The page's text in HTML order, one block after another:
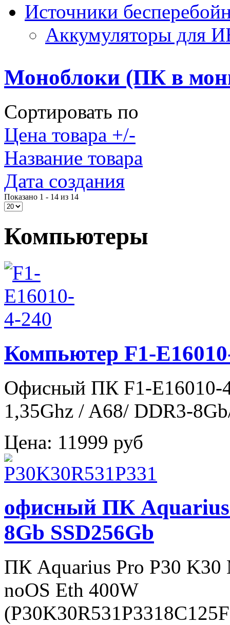
Источники
Аккумуляторы для
Моноблоки (ПК в
Сортировать по
Цена товара +/-
Название товара
Дата создания
Показано 1 - 14 из 14
Компьютеры
Компьютер F1-
Офисный ПК F1-E16010-
1,35Ghz / A68/ DDR3-
Цена: 11999 руб
офисный ПК Aquarius
8Gb SSD256Gb
ПК Aquarius Pro P30 K30
noOS Eth 400W